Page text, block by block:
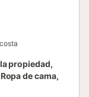
propiedad,
de cama,